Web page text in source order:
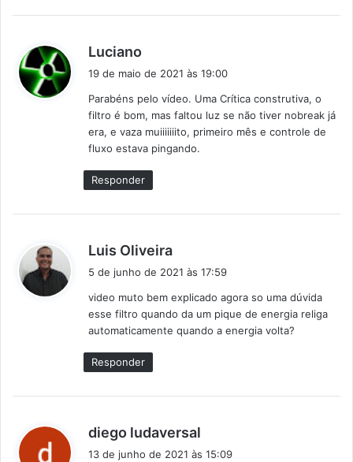
Luciano
s
e
19 de maio de 2021 às 19:00
Parabéns pelo vídeo. Uma Crítica construtiva, o
filtro é bom, mas faltou luz se não tiver nobreak já
era, e vaza muiiiiiiito, primeiro mês e controle de
fluxo estava pingando.
Responder
Luis Oliveira
i
s
e
5 de junho de 2021 às 17:59
video muto bem explicado agora so uma dúvida
esse filtro quando da um pique de energia religa
automaticamente quando a energia volta?
Responder
diego ludaversal
13 de junho de 2021 às 15:09